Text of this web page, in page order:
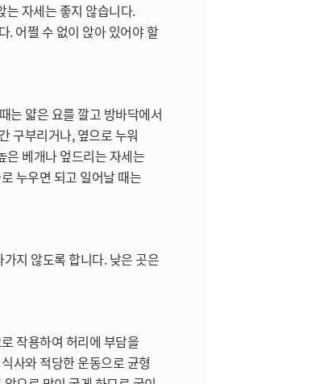
는 자세는 좋지 않습니다.
. 어쩔 수 없이 앉아 있어야 할
는 얇은 요를 깔고 방바닥에서
구부리거나, 옆으로 누워
은 베개나 엎드리는 자세는
누우면 되고 일어날 때는
지 않도록 합니다. 낮은 곳은
작용하여 허리에 부담을
사와 적당한 운동으로 균형